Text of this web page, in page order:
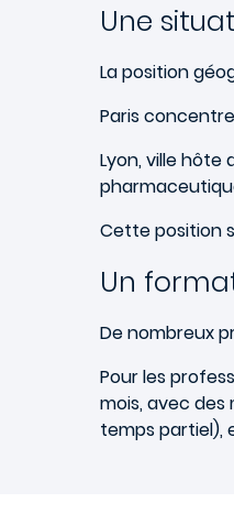
Une
La position
Paris
Lyon, ville hôte
Cette position
Un
De nombreux
Pour les
mois, avec des
temps partiel),